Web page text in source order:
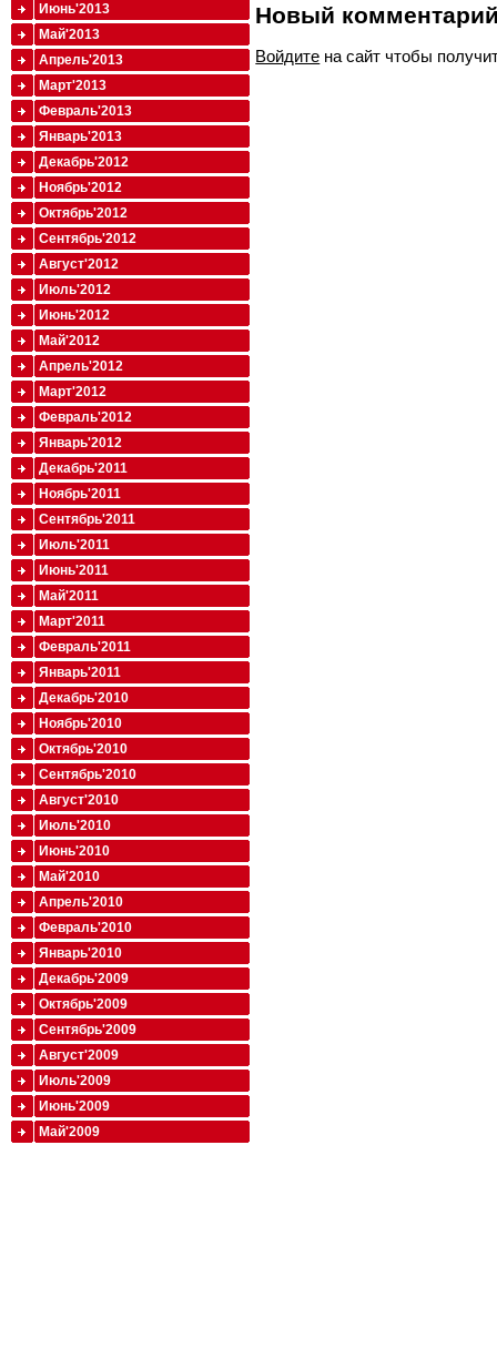
Новый
Войдите на сайт чтобы
Июнь'2013
Май'2013
Апрель'2013
Март'2013
Февраль'2013
Январь'2013
Декабрь'2012
Ноябрь'2012
Октябрь'2012
Сентябрь'2012
Август'2012
Июль'2012
Июнь'2012
Май'2012
Апрель'2012
Март'2012
Февраль'2012
Январь'2012
Декабрь'2011
Ноябрь'2011
Сентябрь'2011
Июль'2011
Июнь'2011
Май'2011
Март'2011
Февраль'2011
Январь'2011
Декабрь'2010
Ноябрь'2010
Октябрь'2010
Сентябрь'2010
Август'2010
Июль'2010
Июнь'2010
Май'2010
Апрель'2010
Февраль'2010
Январь'2010
Декабрь'2009
Октябрь'2009
Сентябрь'2009
Август'2009
Июль'2009
Июнь'2009
Май'2009